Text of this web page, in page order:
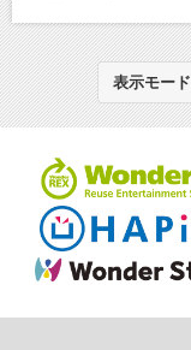
表示モード